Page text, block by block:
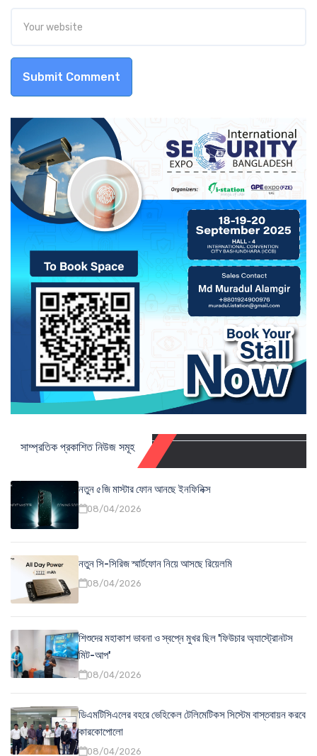
Submit Comment
সাম্প্রতিক প্রকাশিত নিউজ সমূহ
নতুন ৫জি মাস্টার ফোন আনছে ইনফিনিক্স
08/04/2026
নতুন সি-সিরিজ স্মার্টফোন নিয়ে আসছে রিয়েলমি
08/04/2026
শিশুদের মহাকাশ ভাবনা ও স্বপ্নে মুখর ছিল 'ফিউচার অ্যাস্ট্রোনটস
মিট-আপ'
08/04/2026
ডিএমটিসিএলের বহরে ভেহিকেল টেলিমেটিকস সিস্টেম বাস্তবায়ন করবে
কারকোপোলো
08/04/2026